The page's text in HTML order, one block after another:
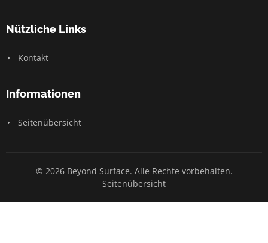
Nützliche Links
Kontakt
Informationen
Seitenübersicht
© 2026 Beyond Surface. Alle Rechte vorbehalten.
Seitenübersicht